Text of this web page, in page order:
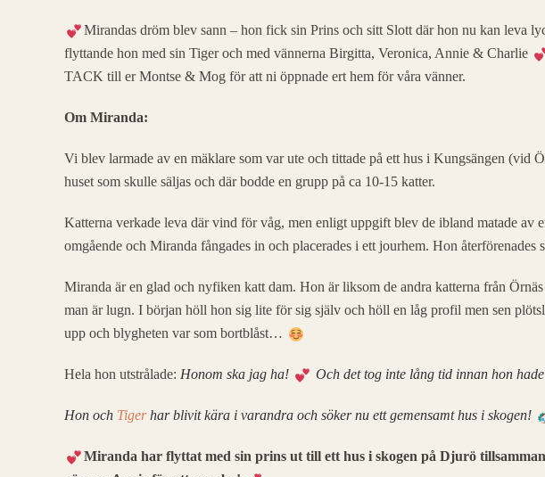
Mirandas dröm blev sann – hon fick sin Prins och sitt Slott där hon nu kan leva
flyttande hon med sin Tiger och med vännerna Birgitta, Veronica, Annie & Charlie
TACK till er Montse & Mog för att ni öppnade ert hem för våra vänner.
Om Miranda:
Vi blev larmade av en mäklare som var ute och tittade på ett hus i Kungsängen (vid
huset som skulle säljas och där bodde en grupp på ca 10-15 katter.
Katterna verkade leva där vind för våg, men enligt uppgift blev de ibland matade av
omgående och Miranda fångades in och placerades i ett jourhem. Hon återförenades
Miranda är en glad och nyfiken katt dam. Hon är liksom de andra katterna från
man är lugn. I början höll hon sig lite för sig själv och höll en låg profil men sen
upp och blygheten var som bortblåst…
Hela hon utstrålade: Honom ska jag ha! Och det tog inte lång tid innan hon
Hon och Tigerhar blivit kära i varandra och söker nu ett gemensamt hus i skogen!
Miranda har flyttat med sin prins ut till ett hus i skogen på Djurö